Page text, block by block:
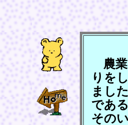
農業
りを
まし
であ
その